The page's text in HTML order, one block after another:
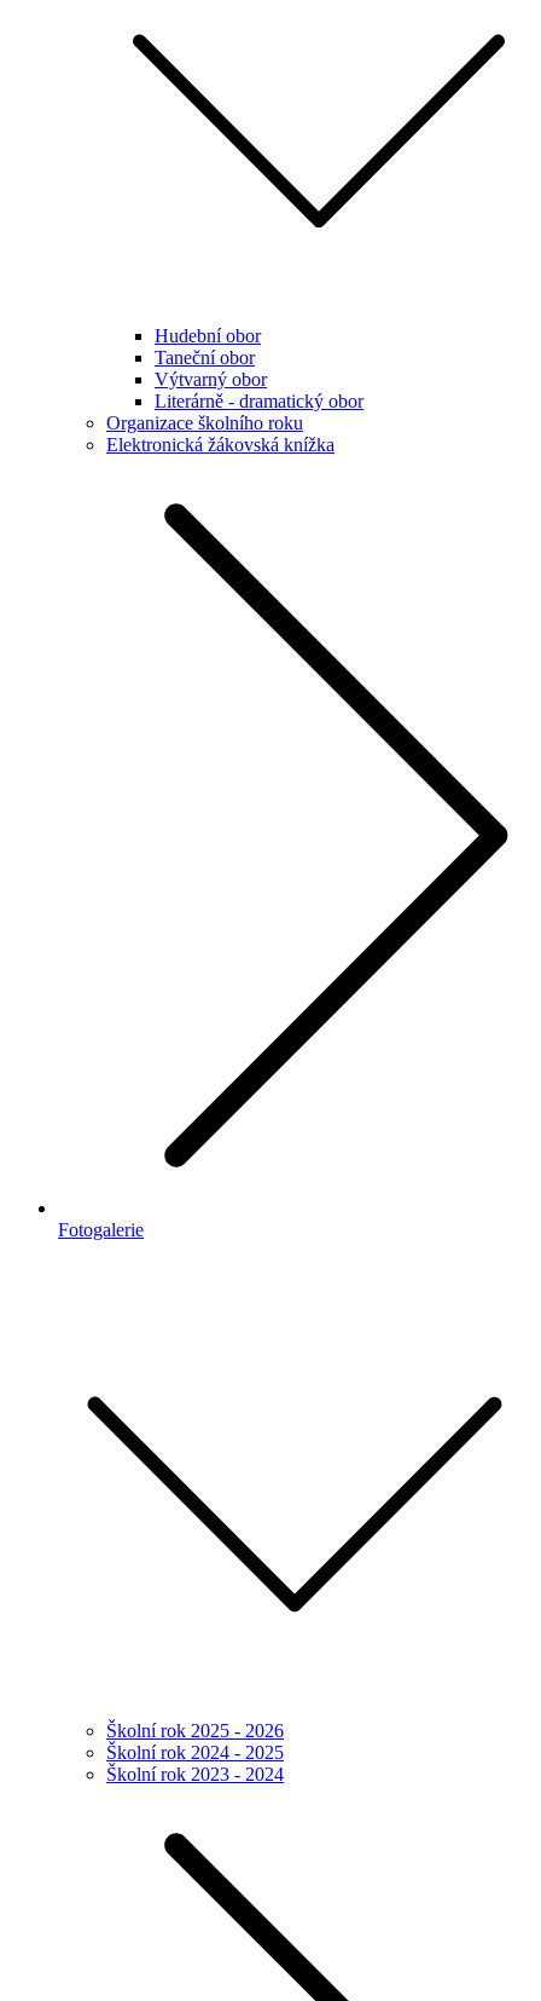
Hudební obor
Taneční obor
Výtvarný obor
Literárně - dramatický obor
Organizace školního roku
Elektronická žákovská knížka
Fotogalerie
Školní rok 2025 - 2026
Školní rok 2024 - 2025
Školní rok 2023 - 2024